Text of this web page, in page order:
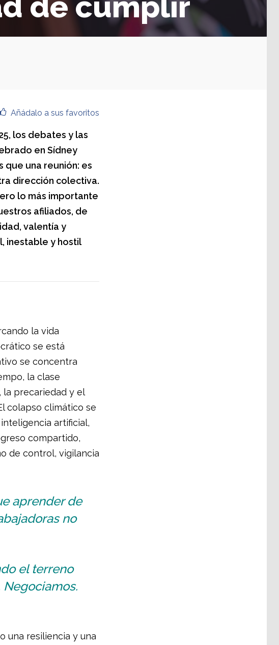
Añádalo a sus favoritos
los debates y las
en Sídney
que una reunión: es
dirección colectiva.
lo más importante
afiliados, de
valentía y
inestable y hostil
la vida
se está
se concentra
la clase
la precariedad y el
colapso climático se
artificial,
compartido,
de control, vigilancia
aprender de
no
el terreno
una resiliencia y una